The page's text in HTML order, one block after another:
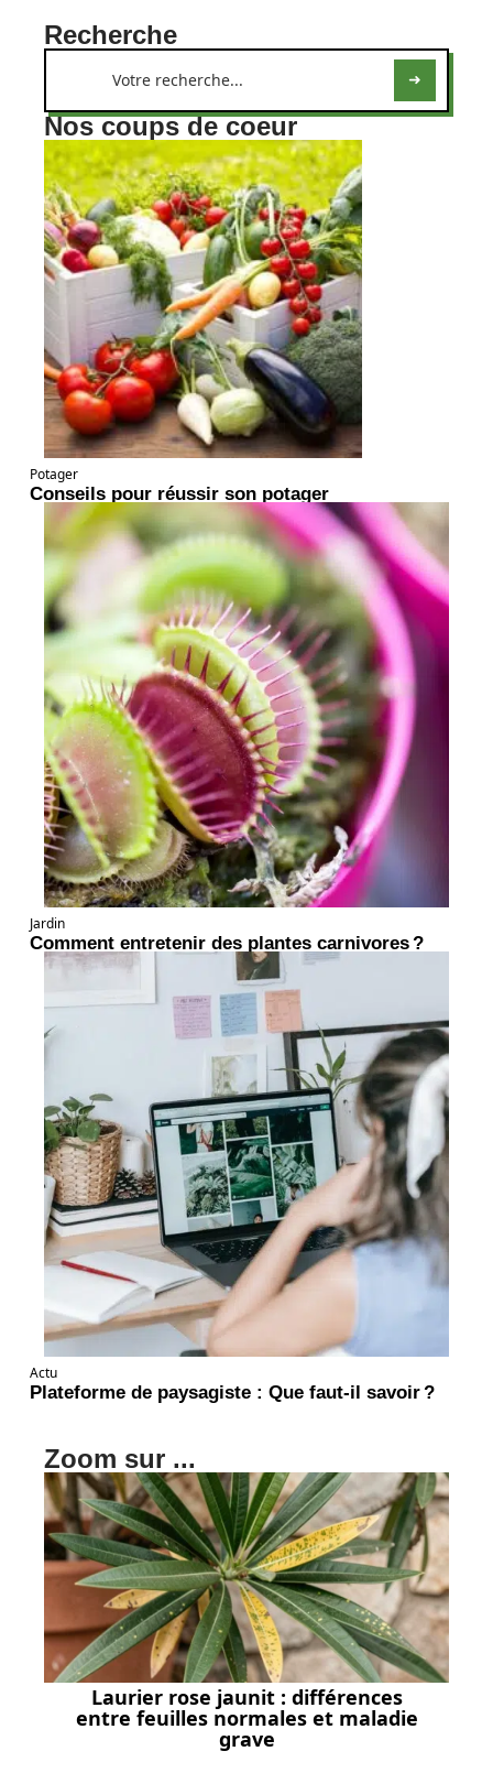
Recherche
Nos coups de coeur
Potager
Conseils pour réussir son potager
Jardin
Comment entretenir des plantes carnivores ?
Actu
Plateforme de paysagiste : Que faut-il savoir ?
Zoom sur ...
Laurier rose jaunit : différences
entre feuilles normales et maladie
grave